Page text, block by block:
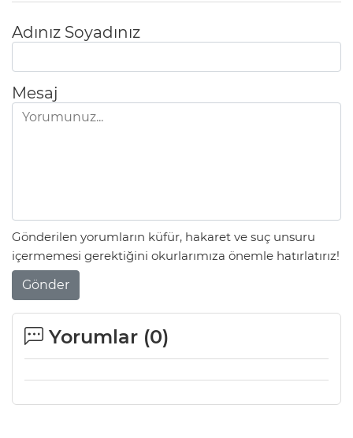
Adınız Soyadınız
Mesaj
Gönderilen yorumların küfür, hakaret ve suç unsuru
içermemesi gerektiğini okurlarımıza önemle hatırlatırız!
Gönder
Yorumlar (0)